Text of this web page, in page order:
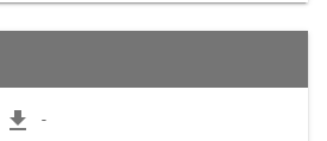
-